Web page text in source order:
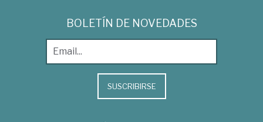
BOLETÍN DE NOVEDADES
SUSCRIBIRSE